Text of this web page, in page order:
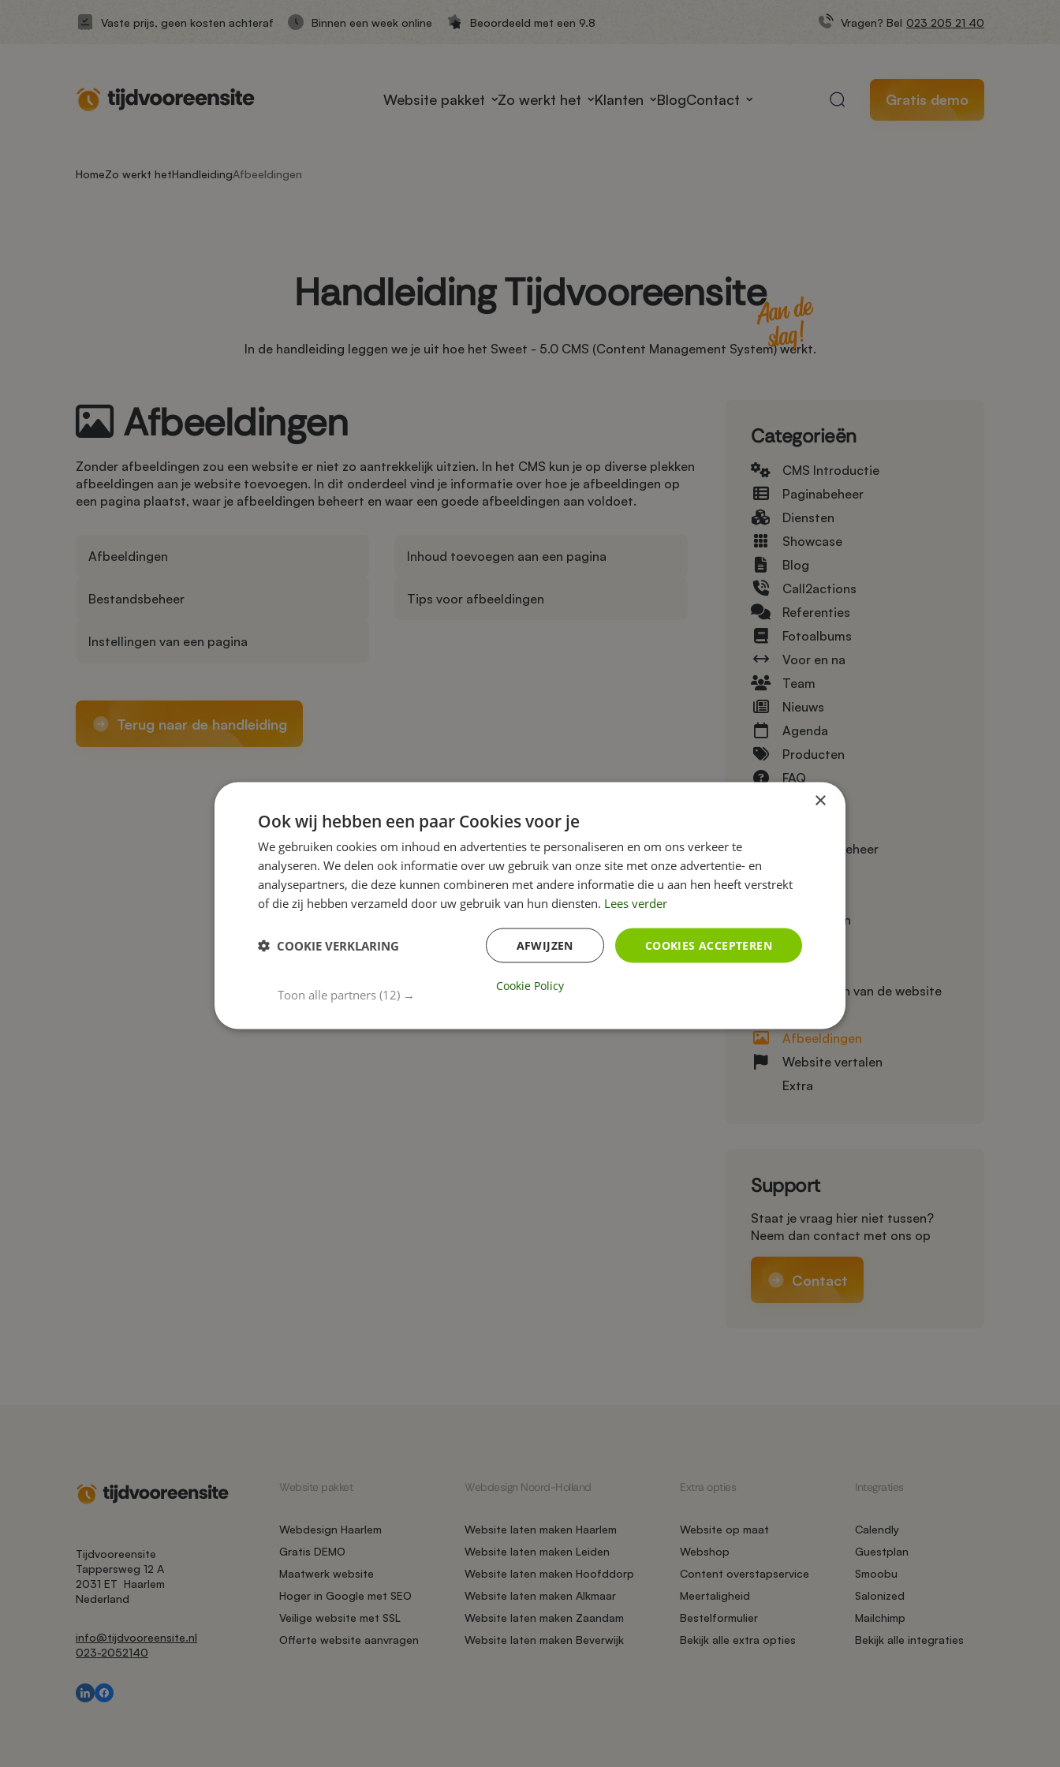
Vaste prijs, geen kosten achteraf Binnen een week online Beoordeeld met een 9.8 Vragen? Bel 023 205 21 40
Website pakket Zo werkt het Klanten BlogContact Gratis demo
HomeZo werkt hetHandleidingAfbeeldingen
Handleiding TijdvooreensiteA
a
n
de
sl
ag
!
In de handleiding leggen we je uit hoe het Sweet - 5.0 CMS (Content Management System) werkt.
Afbeeldingen
Zonder afbeeldingen zou een website er niet zo aantrekkelijk uitzien. In het CMS kun je op diverse plekken
afbeeldingen aan je website toevoegen. In dit onderdeel vind je informatie over hoe je afbeeldingen op
een pagina plaatst, waar je afbeeldingen beheert en waar een goede afbeeldingen aan voldoet.
Afbeeldingen Inhoud toevoegen aan een pagina
Bestandsbeheer Tips voor afbeeldingen
Instellingen van een pagina
Terug naar de handleiding
Categorieën
CMS Introductie
Paginabeheer
Diensten
Showcase
Blog
Call2actions
Referenties
Fotoalbums
Voor en na
Team
Nieuws
Agenda
Producten
FAQ
Footer
Bestandsbeheer
Formulieren
Widgets
Layout
Instellingen van de website
Afbeeldingen
Website vertalen
Extra
Support
Staat je vraag hier niet tussen?
Neem dan contact met ons op
Contact
Tijdvooreensite
Tappersweg 12 A
2031 ET Haarlem
Nederland
info@tijdvooreensite.nl
023-2052140
Website pakket
Webdesign Haarlem
Gratis DEMO
Maatwerk website
Hoger in Google met SEO
Veilige website met SSL
Offerte website aanvragen
Webdesign Noord-Holland
Website laten maken Haarlem
Website laten maken Leiden
Website laten maken Hoofddorp
Website laten maken Alkmaar
Website laten maken Zaandam
Website laten maken Beverwijk
Extra opties
Website op maat
Webshop
Content overstapservice
Meertaligheid
Bestelformulier
Bekijk alle extra opties
Integraties
Calendly
Guestplan
Smoobu
Salonized
Mailchimp
Bekijk alle integraties
×
Ook wij hebben een paar Cookies voor je
We gebruiken cookies om inhoud en advertenties te personaliseren en om ons verkeer te
analyseren. We delen ook informatie over uw gebruik van onze site met onze advertentie- en
analysepartners, die deze kunnen combineren met andere informatie die u aan hen heeft verstrekt
of die zij hebben verzameld door uw gebruik van hun diensten. Lees verder
Toon alle partners (12) →
COOKIES ACCEPTEREN
AFWIJZEN
COOKIE VERKLARING
Cookie Policy